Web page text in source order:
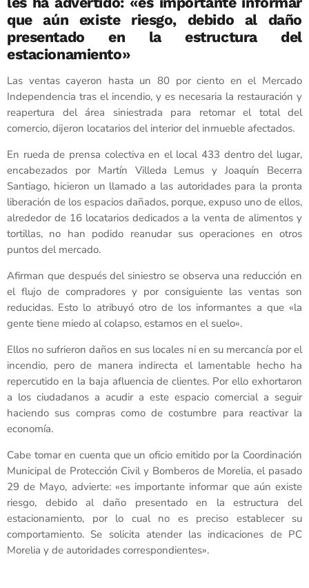
que aún existe riesgo, debido al daño
presentado en la estructura del
estacionamiento»
Las ventas cayeron hasta un 80 por ciento en el Mercado
Independencia tras el incendio, y es necesaria la restauración y
reapertura del área siniestrada para retomar el total del
comercio, dijeron locatarios del interior del inmueble afectados.
En rueda de prensa colectiva en el local 433 dentro del lugar,
encabezados por Martín Villeda Lemus y Joaquín Becerra
Santiago, hicieron un llamado a las autoridades para la pronta
liberación de los espacios dañados, porque, expuso uno de ellos,
alrededor de 16 locatarios dedicados a la venta de alimentos y
tortillas, no han podido reanudar sus operaciones en otros
puntos del mercado.
Afirman que después del siniestro se observa una reducción en
el flujo de compradores y por consiguiente las ventas son
reducidas. Esto lo atribuyó otro de los informantes a que «la
gente tiene miedo al colapso, estamos en el suelo».
Ellos no sufrieron daños en sus locales ni en su mercancía por el
incendio, pero de manera indirecta el lamentable hecho ha
repercutido en la baja afluencia de clientes. Por ello exhortaron
a los ciudadanos a acudir a este espacio comercial a seguir
haciendo sus compras como de costumbre para reactivar la
economía.
Cabe tomar en cuenta que un oficio emitido por la Coordinación
Municipal de Protección Civil y Bomberos de Morelia, el pasado
29 de Mayo, advierte: «es importante informar que aún existe
riesgo, debido al daño presentado en la estructura del
estacionamiento, por lo cual no es preciso establecer su
comportamiento. Se solicita atender las indicaciones de PC
Morelia y de autoridades correspondientes».